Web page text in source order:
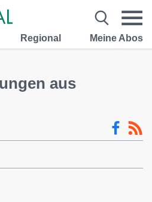
Regional Meine Abos
aus